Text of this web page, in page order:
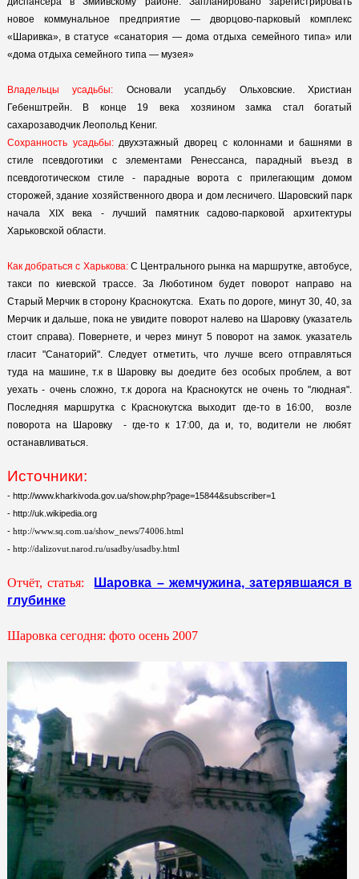
новое коммунальное предприятие — дворцово-парковый комплекс
«Шаривка», в статусе «санатория — дома отдыха семейного типа» или
«дома отдыха семейного типа — музея»
Владельцы усадьбы: Основали усапдьбу Ольховские. Христиан
Гебенштрейн. В конце 19 века хозяином замка стал богатый
сахарозаводчик Леопольд Кениг.
Сохранность усадьбы:двухэтажный дворец с колоннами и башнями в
стиле псевдоготики с элементами Ренессанса, парадный въезд в
псевдоготическом стиле - парадные ворота с прилегающим домом
сторожей, здание хозяйственного двора и дом лесничего. Шаровский парк
началa XIX века - лучший памятник садово-парковой архитектуры
Харьковской области.
Как добраться с Харькова:С Центрального рынка на маршрутке, автобусе,
такси по киевской трассе. За Люботином будет поворот направо на
Старый Мерчик в сторону Краснокутска. Ехать по дороге, минут 30, 40, за
Мерчик и дальше, пока не увидите поворот налево на Шаровку (указатель
стоит справа). Повернете, и через минут 5 поворот на замок. указатель
гласит "Санаторий". Следует отметить, что лучше всего отправляться
туда на машине, т.к в Шаровку вы доедите без особых проблем, а вот
уехать - очень сложно, т.к дорога на Краснокутск не очень то "людная".
Последняя маршрутка с Краснокутска выходит где-то в 16:00, возле
поворота на Шаровку - где-то к 17:00, да и, то, водители не любят
останавливаться.
Источники:
- http://www.kharkivoda.gov.ua/show.php?page=15844&subscriber=1
- http://uk.wikipedia.org
- http://www.sq.com.ua/show_news/74006.html
- http://dalizovut.narod.ru/usadby/usadby.html
Отчёт, статья:
Шаровка – жемчужина, затерявшаяся в
глубинке
Шаровка сегодня: фото осень 2007